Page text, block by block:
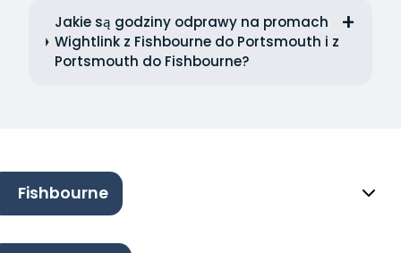
Jakie są godziny odprawy na promach
Wightlink z Fishbourne do Portsmouth i z
Portsmouth do Fishbourne?
Fishbourne